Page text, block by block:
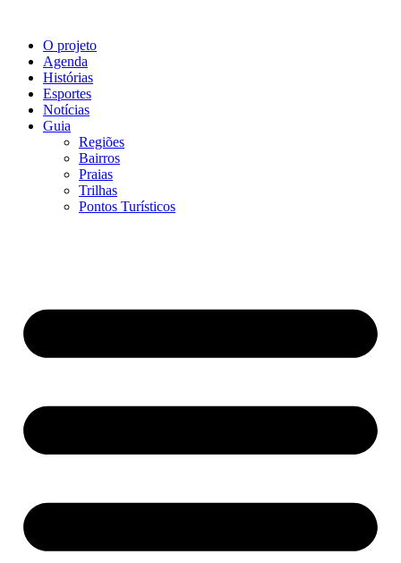
conteúdo
O projeto
Agenda
Histórias
Esportes
Notícias
Guia
Regiões
Bairros
Praias
Trilhas
Pontos Turísticos